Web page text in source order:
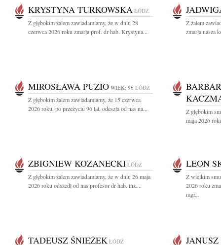
KRYSTYNA TURKOWSKA ŁÓDŹ
Z głębokim żalem zawiadamiamy, że w dniu 28
czerwca 2026 roku zmarła prof. dr hab. Krystyna...
Z żalem
zmarła nasza
MIROSŁAWA PUZIO WIEK: 96 ŁÓDŹ
Z głębokim żalem zawiadamiamy, że 15 czerwca
2026 roku, po przeżyciu 96 lat, odeszła od nas na...
Z głębokim
maja 2026
ZBIGNIEW KOZANECKI ŁÓDŹ
Z głębokim żalem zawiadamiamy, że w dniu 26 maja
2026 roku odszedł od nas profesor dr hab. inż....
LEON
Z wielkim
2026 roku
mgr...
TADEUSZ ŚNIEŻEK ŁÓDŹ